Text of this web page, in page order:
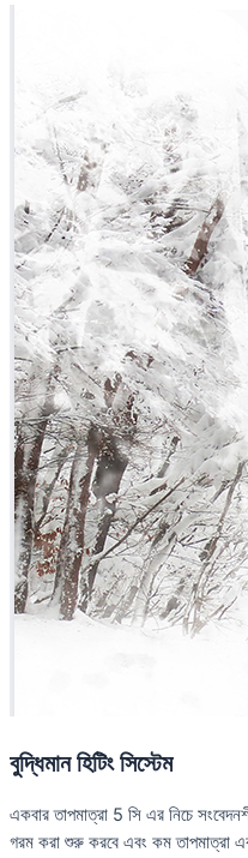
বুদ্ধিমান হিটিং সিস্টেম
একবার তাপমাত্রা 5 সি এর নিচে
গরম করা শুরু করবে এবং কম তাপমাত্রা